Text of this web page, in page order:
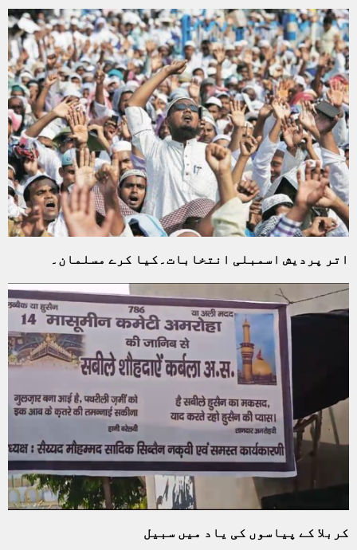
اتر پردیش اسمبلی انتخابات۔کیا کرے مسلمان۔
کربلا کے پیاسوں کی یاد میں سبیل